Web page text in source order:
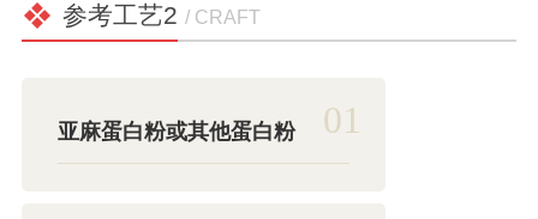
参考工艺2 / CRAFT
亚麻蛋白粉或其他蛋白粉 01